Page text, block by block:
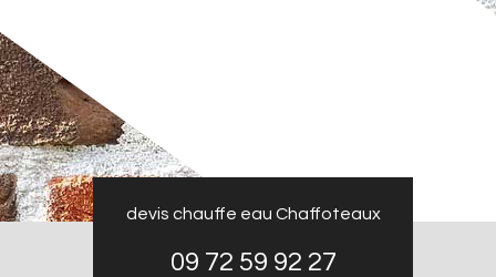
devis chauffe eau Chaffoteaux
09 72 59 92 27